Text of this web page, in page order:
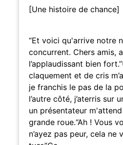
[Une histoire de chance]
“Et voici qu'arrive notre
concurrent. Chers amis,
l’applaudissant bien
claquement et de cris
je franchis le pas de la
l’autre côté, j’aterris sur
un présentateur
grande roue.“Ah ! Vous
n’ayez pas peur, cela ne